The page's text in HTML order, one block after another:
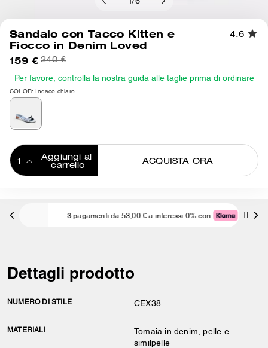
/6
Sandalo con Tacco Kitten e
Fiocco in Denim Loved
4.6
159 € 240 €
Per favore, controlla la nostra guida alle taglie prima di ordinare
COLOR: Indaco chiaro
Aggiungi al
carrello
ACQUISTA ORA
3 pagamenti da 53,00 € a interessi 0% con
Dettagli prodotto
NUMERO DI STILE CEX38
MATERIALI
Tomaia in denim, pelle e
similpelle